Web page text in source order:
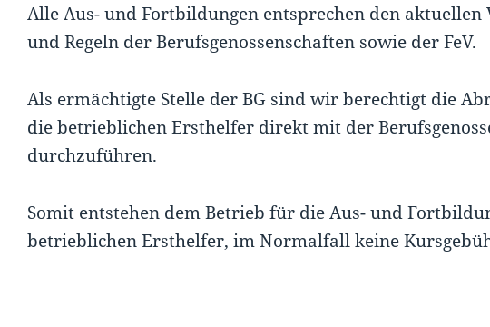
Alle Aus- und Fortbildungen entsprechen den
und Regeln der Berufsgenossenschaften sowie der FeV.
Als ermächtigte Stelle der BG sind wir berechtigt die
die betrieblichen Ersthelfer direkt mit der
durchzuführen.
Somit entstehen dem Betrieb für die Aus- und
betrieblichen Ersthelfer, im Normalfall keine